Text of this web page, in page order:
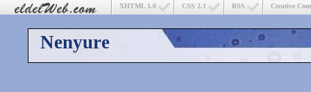
Creative
RSS
CSS 2.1
XHTML 1.0
Nenyure